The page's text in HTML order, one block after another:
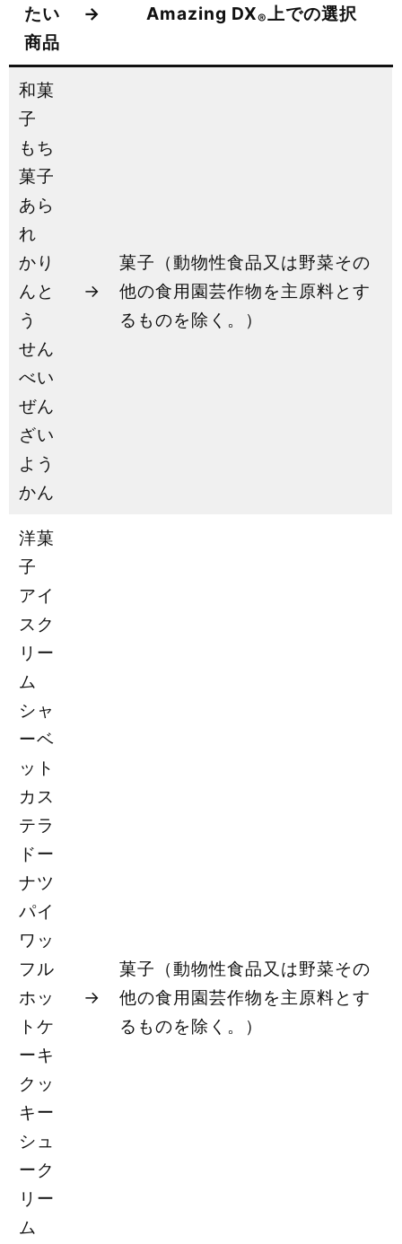
たい
商品
→ Amazing DX®上での選択
和菓
子
もち
菓子
あら
れ
かり
んと
う
せん
べい
ぜん
ざい
よう
かん
→
菓子（動物性食品又は野菜その
他の食用園芸作物を主原料とす
るものを除く。）
洋菓
子
アイ
スク
リー
ム
シャ
ーベ
ット
カス
テラ
ドー
ナツ
パイ
ワッ
フル
ホッ
トケ
ーキ
クッ
キー
シュ
ーク
リー
ム
→
菓子（動物性食品又は野菜その
他の食用園芸作物を主原料とす
るものを除く。）